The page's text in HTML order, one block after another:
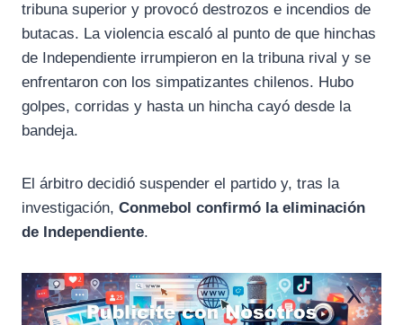
tribuna superior y provocó destrozos e incendios de
butacas. La violencia escaló al punto de que hinchas
de Independiente irrumpieron en la tribuna rival y se
enfrentaron con los simpatizantes chilenos. Hubo
golpes, corridas y hasta un hincha cayó desde la
bandeja.
El árbitro decidió suspender el partido y, tras la
investigación, Conmebol confirmó la eliminación
de Independiente.